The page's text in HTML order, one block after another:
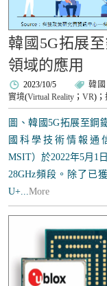
韓國5G拓展
領域的應用
2023/10/5 韓國
實境(Virtual Reality ；VR)；
圖、韓國5G拓展至
國科學技術情報通
MSIT）於2022年5月1
28GHz頻段。除了已
U+...More